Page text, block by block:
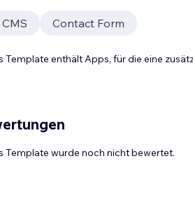
CMS Contact Form
Template enthält Apps, für die eine
Template wurde noch nicht bewertet.